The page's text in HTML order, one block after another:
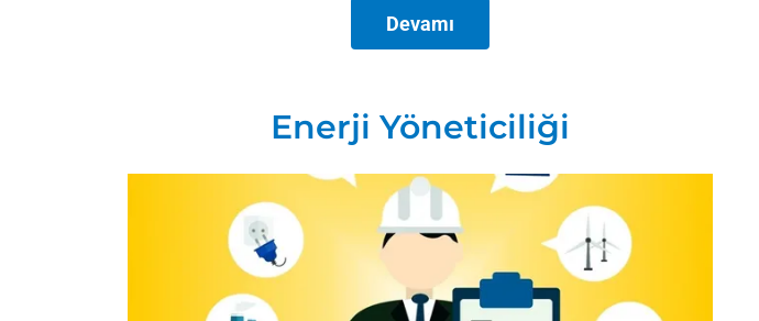
Devamı
Enerji Yöneticiliği